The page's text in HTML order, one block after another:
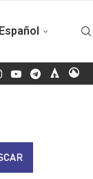
Movimientos
Español